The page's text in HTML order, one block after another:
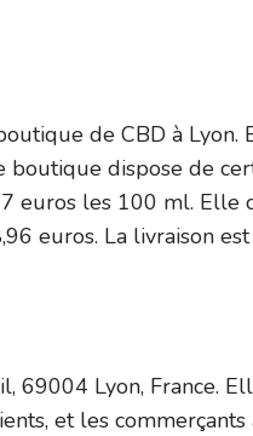
de CBD à
boutique dispose de
euros les 100 ml. Elle
euros. La livraison
69004 Lyon, France.
et les